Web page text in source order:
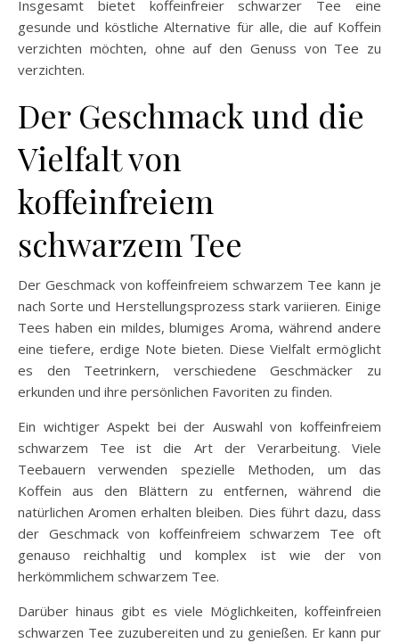
Insgesamt bietet koffeinfreier schwarzer Tee eine
gesunde und köstliche Alternative für alle, die auf Koffein
verzichten möchten, ohne auf den Genuss von Tee zu
verzichten.
Der Geschmack und die
Vielfalt von
koffeinfreiem
schwarzem Tee
Der Geschmack von koffeinfreiem schwarzem Tee kann je
nach Sorte und Herstellungsprozess stark variieren. Einige
Tees haben ein mildes, blumiges Aroma, während andere
eine tiefere, erdige Note bieten. Diese Vielfalt ermöglicht
es den Teetrinkern, verschiedene Geschmäcker zu
erkunden und ihre persönlichen Favoriten zu finden.
Ein wichtiger Aspekt bei der Auswahl von koffeinfreiem
schwarzem Tee ist die Art der Verarbeitung. Viele
Teebauern verwenden spezielle Methoden, um das
Koffein aus den Blättern zu entfernen, während die
natürlichen Aromen erhalten bleiben. Dies führt dazu, dass
der Geschmack von koffeinfreiem schwarzem Tee oft
genauso reichhaltig und komplex ist wie der von
herkömmlichem schwarzem Tee.
Darüber hinaus gibt es viele Möglichkeiten, koffeinfreien
schwarzen Tee zuzubereiten und zu genießen. Er kann pur